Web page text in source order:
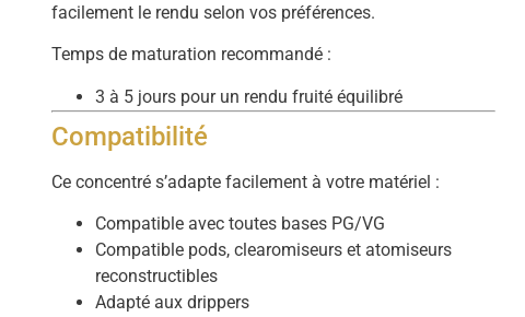
facilement le rendu selon vos préférences.
Temps de maturation recommandé :
3 à 5 jours pour un rendu fruité équilibré
Compatibilité
Ce concentré s’adapte facilement à votre matériel :
Compatible avec toutes bases PG/VG
Compatible pods, clearomiseurs et atomiseurs
reconstructibles
Adapté aux drippers